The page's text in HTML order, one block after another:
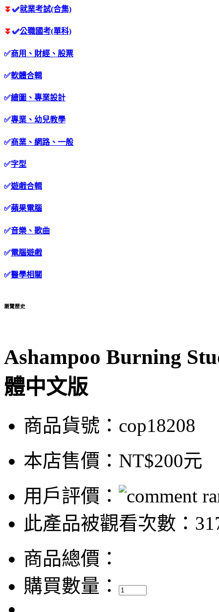
⏬ ✅就業考試(合集)
⏬ ✅公職國考(單科)
✅商用、財經、股票
✅軟體合輯
✅繪圖、專業設計
✅專業、幼兒教學
✅商業、網路、一般
✅字型
✅遊戲合輯
✅蘋果電腦
✅音樂、歌曲
✅電腦遊戲
✅醫學相關
瀏覽歷史
Ashampoo Burning
體中文版
商品貨號：cop18208
本店售價： NT$200元
用戶評價：
此產品被觀看次數：
商品總價：
購買數量：